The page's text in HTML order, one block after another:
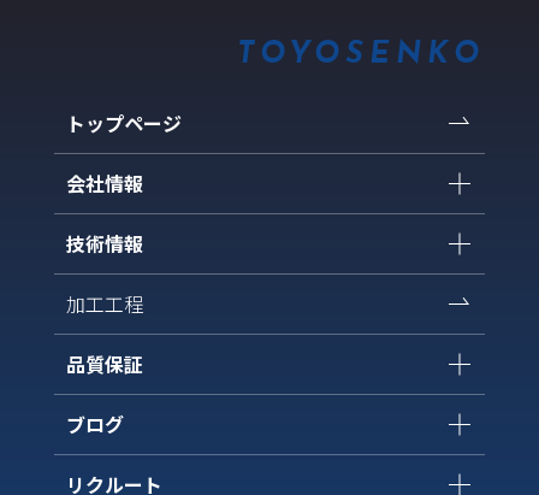
TOYOSENKO
トップページ
会社情報
技術情報
加工工程
品質保証
ブログ
リクルート